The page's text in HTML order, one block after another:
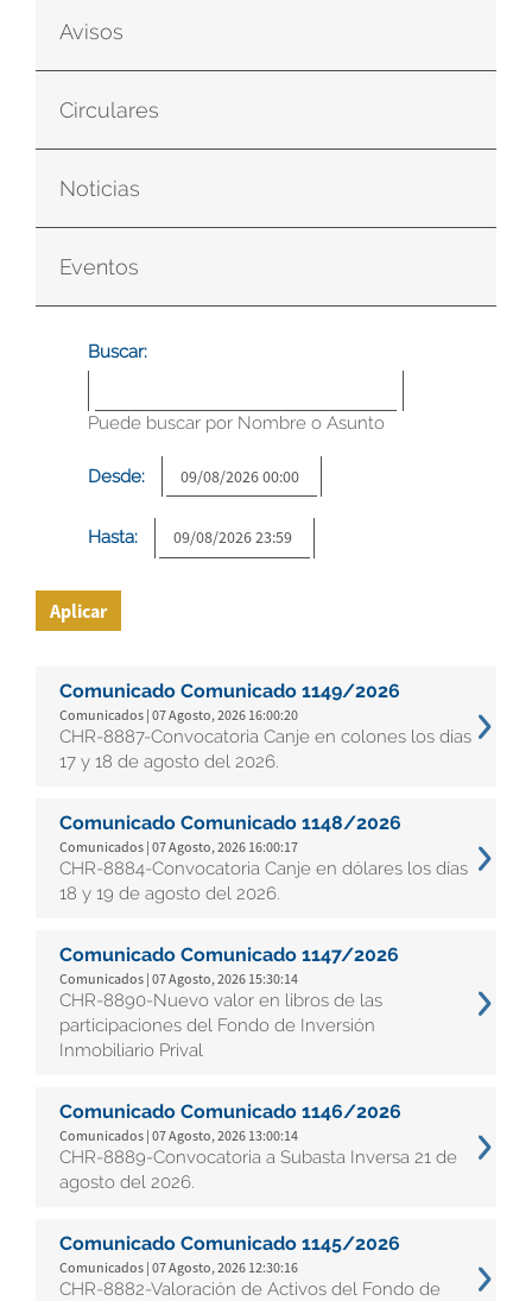
Avisos
Circulares
Noticias
Eventos
Buscar:
Puede buscar por Nombre o Asunto
Desde:
Hasta:
Aplicar
Comunicado Comunicado 1149/2026
Comunicados | 07 Agosto, 2026 16:00:20
CHR-8887-Convocatoria Canje en colones los días
17 y 18 de agosto del 2026.
Comunicado Comunicado 1148/2026
Comunicados | 07 Agosto, 2026 16:00:17
CHR-8884-Convocatoria Canje en dólares los días
18 y 19 de agosto del 2026.
Comunicado Comunicado 1147/2026
Comunicados | 07 Agosto, 2026 15:30:14
CHR-8890-Nuevo valor en libros de las
participaciones del Fondo de Inversión
Inmobiliario Prival
Comunicado Comunicado 1146/2026
Comunicados | 07 Agosto, 2026 13:00:14
CHR-8889-Convocatoria a Subasta Inversa 21 de
agosto del 2026.
Comunicado Comunicado 1145/2026
Comunicados | 07 Agosto, 2026 12:30:16
CHR-8882-Valoración de Activos del Fondo de